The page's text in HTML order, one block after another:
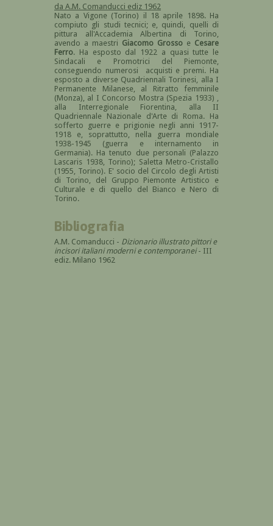
da A.M. Comanducci ediz 1962
Nato a Vigone (Torino) il 18 aprile 1898. Ha
compiuto gli studi tecnici; e, quindi, quelli di
pittura all'Accademia Albertina di Torino,
avendo a maestri Giacomo Grosso e Cesare
Ferro. Ha esposto dal 1922 a quasi tutte le
Sindacali e Promotrici del Piemonte,
conseguendo numerosi acquisti e premi. Ha
esposto a diverse Quadriennali Torinesi, alla I
Permanente Milanese, al Ritratto femminile
(Monza), al I Concorso Mostra (Spezia 1933) ,
alla Interregionale Fiorentina, alla II
Quadriennale Nazionale d'Arte di Roma. Ha
sofferto guerre e prigionie negli anni 1917-
1918 e, soprattutto, nella guerra mondiale
1938-1945 (guerra e internamento in
Germania). Ha tenuto due personali (Palazzo
Lascaris 1938, Torino); Saletta Metro-Cristallo
(1955, Torino). E' socio del Circolo degli Artisti
di Torino, del Gruppo Piemonte Artistico e
Culturale e di quello del Bianco e Nero di
Torino.
Bibliografia
A.M. Comanducci - Dizionario illustrato pittori e
incisori italiani moderni e contemporanei- III
ediz. Milano 1962